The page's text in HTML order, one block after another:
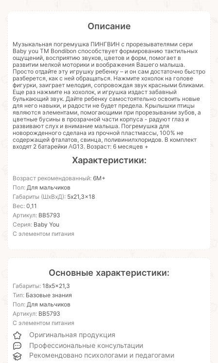
Описание
Музыкальная погремушка ПИНГВИН с прорезывателями сери
Baby you ТМ Bondibon способствует формированию тактильных
ощущений, восприятию звуков, цветов и форм, помогает в
развитии мелкой моторики и воображения Вашего малыша.
Просто отдайте эту игрушку ребенку – и он сам достаточно быстро
разберется, как с ней обращаться. Нажмите хохолок на голове
фигурки, заиграет мелодия, сопровождая звук красными бликами.
Еще раз нажмите на хохолок, и игрушка издаст забавный
булькающий звук. Дайте ребенку самостоятельно освоить новые
для него навыки, и радости не будет предела. Крылышки птицы
являются элементами, помогающими при прорезывании зубов, а
цветные бусины в прозрачной части корпуса - радуют глаз и
развивают слух и внимание малыша. Погремушка для
новорожденного сделана из прочной пластмассы, 100% не
содержащей фталатов, свинца, поливинилхлоридов. В комплект
входят 2 батарейки AG13. Возраст: 6 месяцев +
Характеристики:
Возраст рекомендованный: 6М+
Пол: Для мальчиков
Габариты (ШхВхД): 5x21,3x18
Вес: 0,11
Артикул: ВВ5793
Серия: Baby You
С элементом питания
Основные характеристики:
Габариты: 18x5x21,3
Тип: Базовые знания
Пол: Для мальчиков
Артикул: ВВ5793
С элементом питания
Оригинальная продукция
Профессиональные консультации
Рекомендовано психологами и педагогами